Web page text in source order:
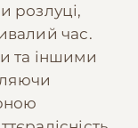
розлуці,
час.
та іншими